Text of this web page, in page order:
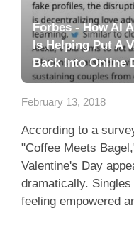
約會技巧
應用程式
聯絡我們
Forbes - How AI
Is Helping Put A
Back Into Online
February 13, 2018
According to a
"Coffee Meets
Valentine's Day
dramatically.
feeling empowered